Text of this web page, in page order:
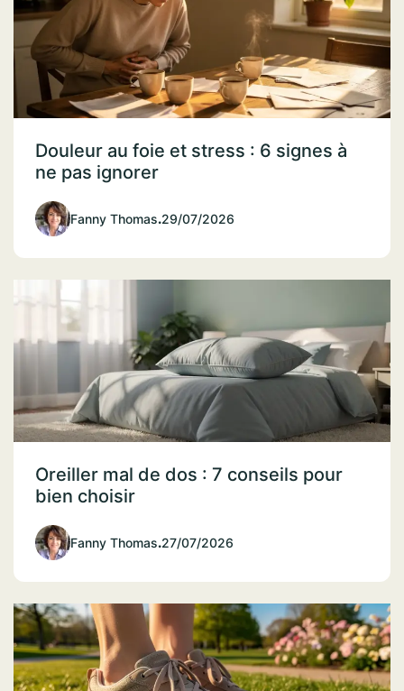
Douleur au foie et stress : 6 signes à
ne pas ignorer
Fanny Thomas.29/07/2026
Oreiller mal de dos : 7 conseils pour
bien choisir
Fanny Thomas.27/07/2026